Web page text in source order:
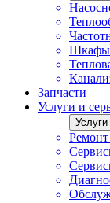
Шкафы
Запчасти
Услуги и